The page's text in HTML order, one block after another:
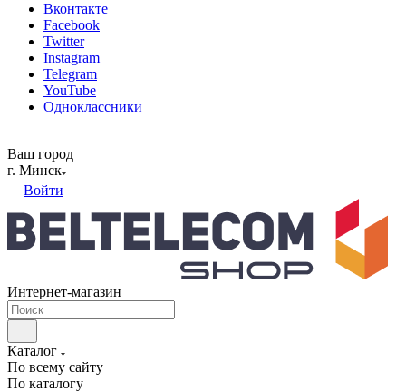
Вконтакте
Facebook
Twitter
Instagram
Telegram
YouTube
Одноклассники
Ваш город
г. Минск
Войти
Интернет-магазин
Каталог
По всему сайту
По каталогу